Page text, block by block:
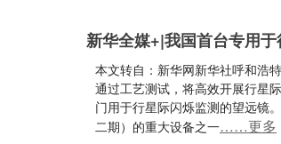
新华全媒+|我国首台专用
本文转自：新华网新华社呼和浩
通过工艺测试，将高效开展行星
门用于行星际闪烁监测的望远镜
二期）的重大设备之一……更多